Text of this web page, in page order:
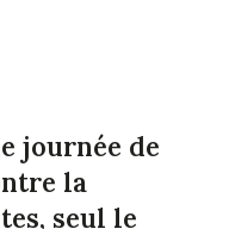
journée de
la
seul le